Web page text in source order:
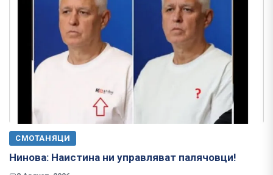
СМОТАНЯЦИ
Нинова: Наистина ни управляват палячовци!